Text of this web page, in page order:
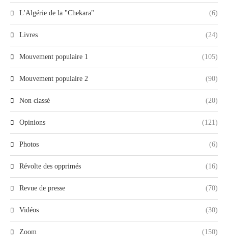
L'Algérie de la "Chekara" (6)
Livres (24)
Mouvement populaire 1 (105)
Mouvement populaire 2 (90)
Non classé (20)
Opinions (121)
Photos (6)
Révolte des opprimés (16)
Revue de presse (70)
Vidéos (30)
Zoom (150)